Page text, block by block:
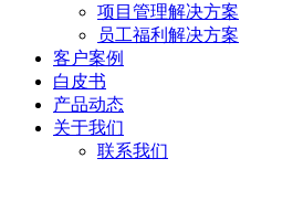
项目管理解决方案
员工福利解决方案
客户案例
白皮书
产品动态
关于我们
联系我们